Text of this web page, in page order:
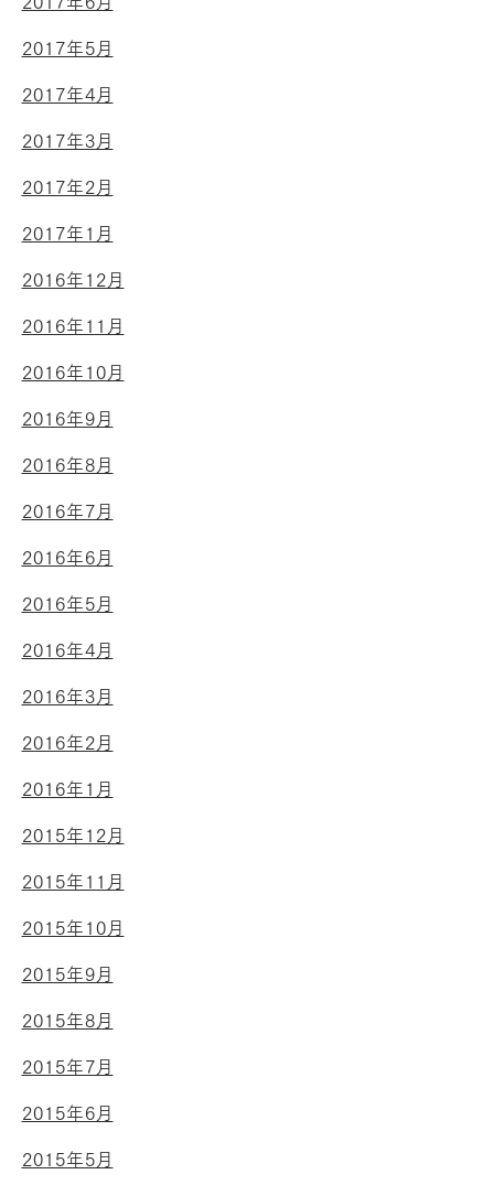
2017年5月
2017年4月
2017年3月
2017年2月
2017年1月
2016年12月
2016年11月
2016年10月
2016年9月
2016年8月
2016年7月
2016年6月
2016年5月
2016年4月
2016年3月
2016年2月
2016年1月
2015年12月
2015年11月
2015年10月
2015年9月
2015年8月
2015年7月
2015年6月
2015年5月